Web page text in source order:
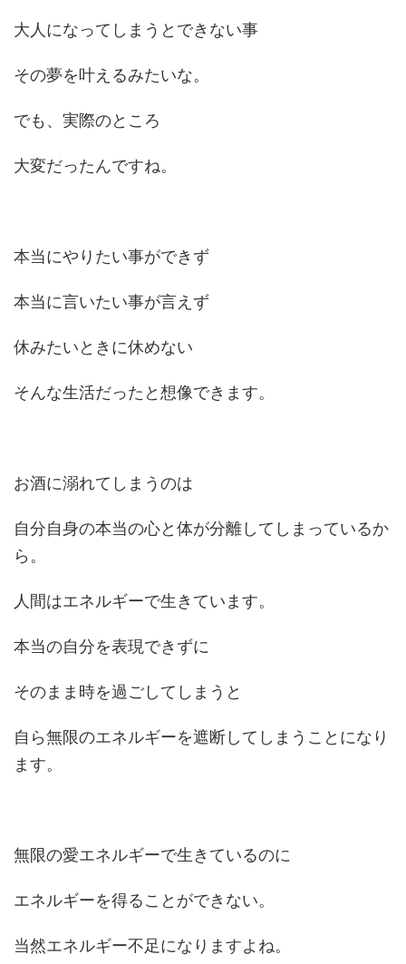
大人になってしまうとできない事
その夢を叶えるみたいな。
でも、実際のところ
大変だったんですね。
本当にやりたい事ができず
本当に言いたい事が言えず
休みたいときに休めない
そんな生活だったと想像できます。
お酒に溺れてしまうのは
自分自身の本当の心と体が分離してしまっているか
ら。
人間はエネルギーで生きています。
本当の自分を表現できずに
そのまま時を過ごしてしまうと
自ら無限のエネルギーを遮断してしまうことになり
ます。
無限の愛エネルギーで生きているのに
エネルギーを得ることができない。
当然エネルギー不足になりますよね。